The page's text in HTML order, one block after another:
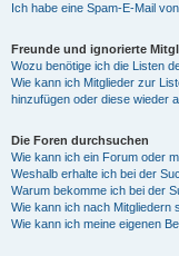
Ich habe eine Spam-E-Mail
Freunde und ignorierte
Wozu benötige ich die Listen
Wie kann ich Mitglieder zur
hinzufügen oder diese wieder
Die Foren durchsuchen
Wie kann ich ein Forum oder
Weshalb erhalte ich bei der
Warum bekomme ich bei der
Wie kann ich nach Mitgliedern
Wie kann ich meine eigenen